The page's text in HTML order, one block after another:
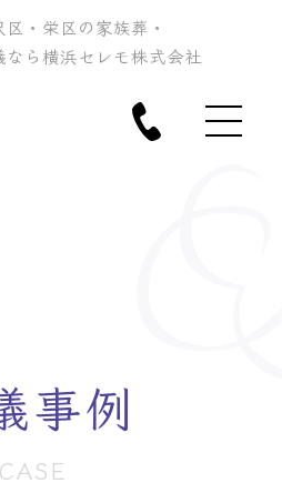
・栄区の家族葬・
なら横浜セレモ株式会社
事例
CASE